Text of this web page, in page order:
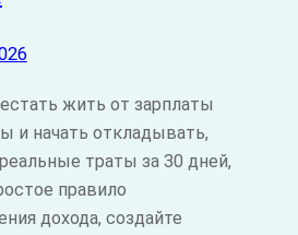
жить от зарплаты
и начать откладывать,
траты за 30 дней,
правило
дохода, создайте